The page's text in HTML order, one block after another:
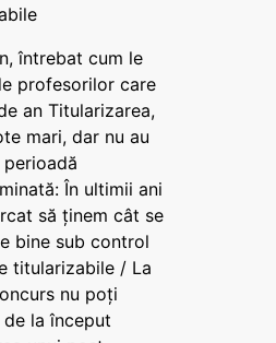
întrebat cum le
profesorilor care
an Titularizarea,
mari, dar nu au
În ultimii ani
să ținem cât se
bine sub control
titularizabile / La
nu poți
la început